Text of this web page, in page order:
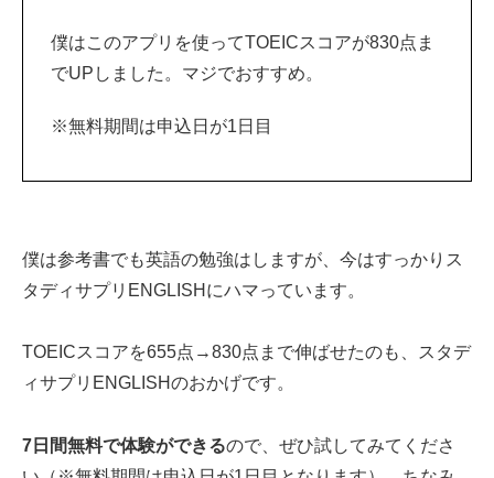
僕はこのアプリを使ってTOEICスコアが830点ま
でUPしました。マジでおすすめ。
※無料期間は申込日が1日目
僕は参考書でも英語の勉強はしますが、今はすっかりス
タディサプリENGLISHにハマっています。
TOEICスコアを655点→830点まで伸ばせたのも、スタデ
ィサプリENGLISHのおかげです。
7日間無料で体験ができるので、ぜひ試してみてくださ